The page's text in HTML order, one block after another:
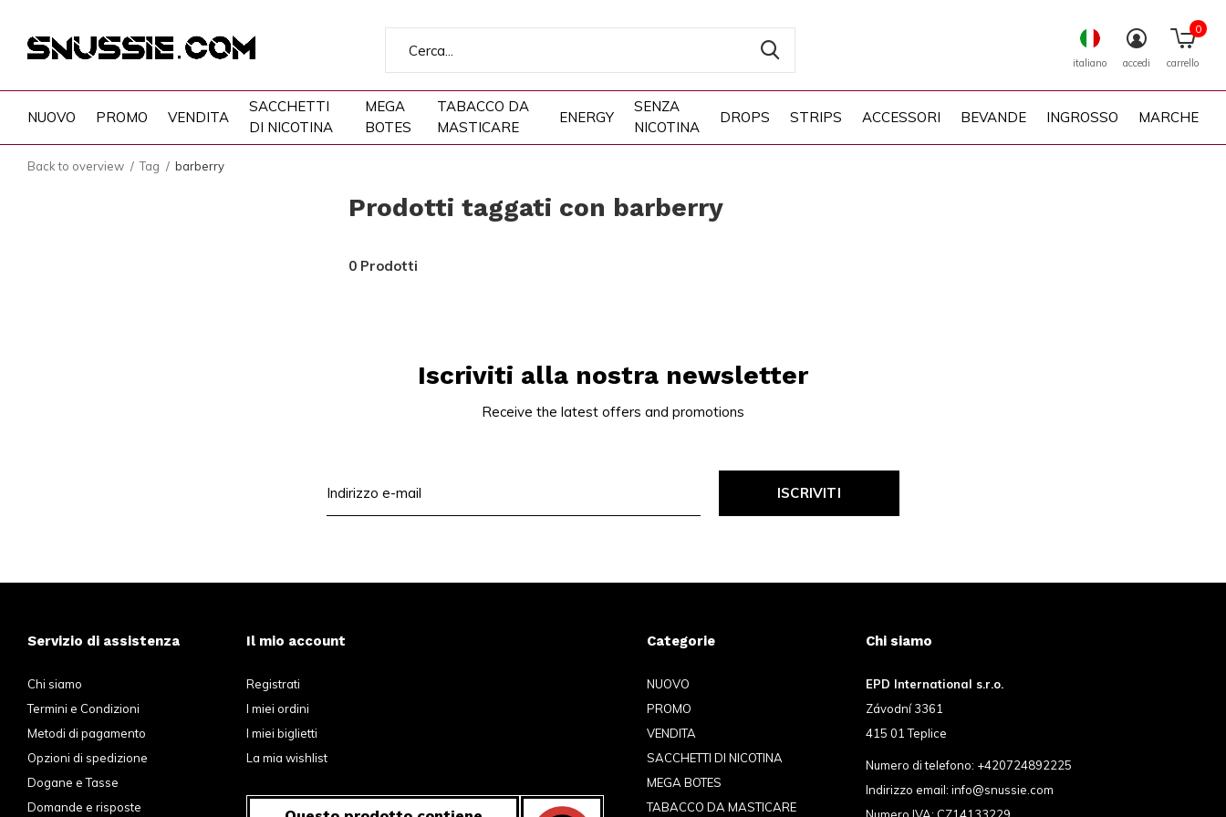
NUOVO PROMO VENDITA
SACCHETTI
DI NICOTINA
MEGA
BOTES
TABACCO DA
MASTICARE
ENERGY
SENZA
NICOTINA
DROPS STRIPS ACCESSORI BEVANDE INGROSSO MARCHE
italiano accedi carrello
0
Back to overview Tag barberry
Prodotti taggati con barberry
0 Prodotti
Iscriviti alla nostra newsletter
Receive the latest offers and promotions
ISCRIVITI
Servizio di assistenza
Chi siamo
Termini e Condizioni
Metodi di pagamento
Opzioni di spedizione
Dogane e Tasse
Domande e risposte
Il mio account
Registrati
I miei ordini
I miei biglietti
La mia wishlist
Categorie
NUOVO
PROMO
VENDITA
SACCHETTI DI NICOTINA
MEGA BOTES
TABACCO DA MASTICARE
Chi siamo
EPD International s.r.o.
Závodní 3361
415 01 Teplice
Numero di telefono: +420724892225
Indirizzo email: info@snussie.com